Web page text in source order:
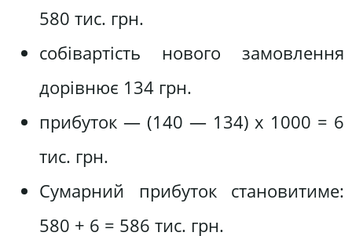
580 тис. грн.
собівартість нового замовлення
дорівнює 134 грн.
прибуток — (140 — 134) х 1000 = 6
тис. грн.
Сумарний прибуток становитиме:
580 + 6 = 586 тис. грн.